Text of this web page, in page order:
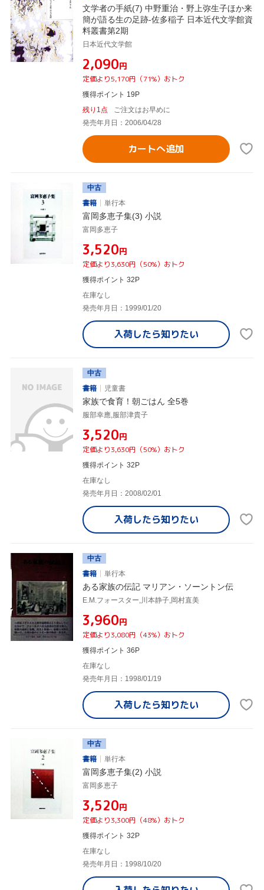
文学者の手紙(7) 中野重治・野上弥生子ほか来
簡が語る生の足跡-佐多稲子 日本近代文学館資
料叢書第2期
日本近代文学館
¥2,090円
定価より5,170円（71%）おトク
獲得ポイント 19P
残り1点
ご注文はお早めに
発売年月日：2006/04/28
カートへ追加
中古
書籍
単行本
富岡多恵子集(3) 小説
富岡多恵子
¥3,520円
定価より3,630円（50%）おトク
獲得ポイント 32P
在庫なし
発売年月日：1999/01/20
入荷したら知りたい
中古
書籍
児童書
家族で食育！朝ごはん 全5巻
服部幸應,服部津貴子
¥3,520円
定価より3,630円（50%）おトク
獲得ポイント 32P
在庫なし
発売年月日：2008/02/01
入荷したら知りたい
中古
書籍
単行本
ある家族の伝記 マリアン・ソーントン伝
E.M.フォースター,川本静子,岡村直美
¥3,960円
定価より3,080円（43%）おトク
獲得ポイント 36P
在庫なし
発売年月日：1998/01/19
入荷したら知りたい
中古
書籍
単行本
富岡多恵子集(2) 小説
富岡多恵子
¥3,520円
定価より3,300円（48%）おトク
獲得ポイント 32P
在庫なし
発売年月日：1998/10/20